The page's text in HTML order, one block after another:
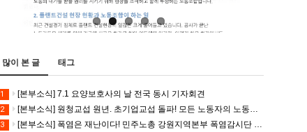
많이 본 글 태그
1 [본부소식] 7.1 요양보호사의 날 전국 동시 기자회견
2 [본부소식] 원청교섭 원년. 초기업교섭 돌파! 모든 노동자의 노동기본권 쟁취! 민주노총 7.15 총파업대회
3 [본부소식] 폭염은 재난이다! 민주노총 강원지역본부 폭염감시단 선포 기자회견